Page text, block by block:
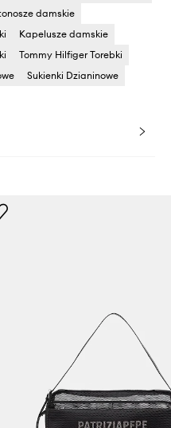
damskie
Kapelusze damskie
Tommy Hilfiger Torebki
Sukienki Dzianinowe